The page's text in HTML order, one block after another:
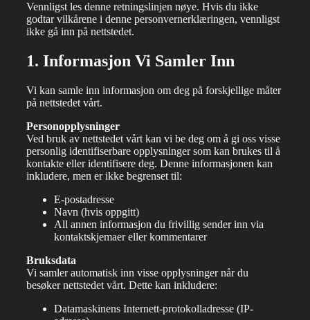
Vennligst les denne retningslinjen nøye. Hvis du ikke
godtar vilkårene i denne personvernerklæringen, vennligst
ikke gå inn på nettstedet.
1. Informasjon Vi Samler Inn
Vi kan samle inn informasjon om deg på forskjellige måter
på nettstedet vårt.
Personopplysninger
Ved bruk av nettstedet vårt kan vi be deg om å gi oss visse
personlig identifiserbare opplysninger som kan brukes til å
kontakte eller identifisere deg. Denne informasjonen kan
inkludere, men er ikke begrenset til:
E-postadresse
Navn (hvis oppgitt)
All annen informasjon du frivillig sender inn via
kontaktskjemaer eller kommentarer
Bruksdata
Vi samler automatisk inn visse opplysninger når du
besøker nettstedet vårt. Dette kan inkludere:
Datamaskinens Internett-protokolladresse (IP-